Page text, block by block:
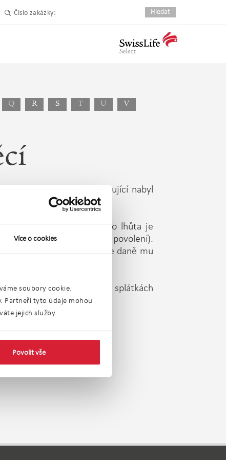
Více o cookies
soubory cookie.
Partneři tyto údaje mohou
jejich služby.
Povolit vše
Číslo zakázky:
Q R S T U
V
věci. Pokud tedy kupující nabyl
zdaňovacího období (tato lhůta je
rozhodnuto o jeho povolení).
nepodává a správce daně mu
se platí ve dvou stejných splátkách
a chov ryb).